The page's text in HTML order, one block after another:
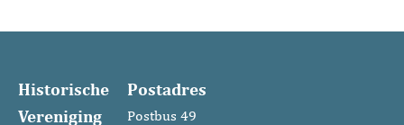
Historische
Vereniging
Postadres
Postbus 49